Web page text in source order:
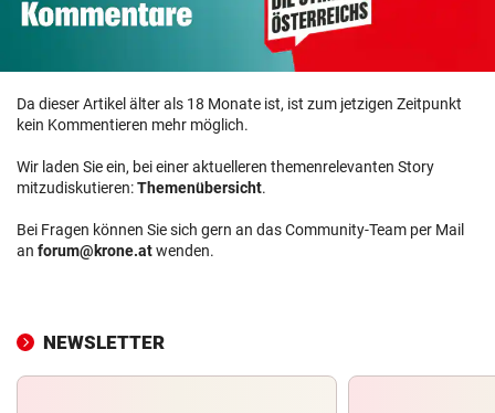
Da dieser Artikel älter als 18 Monate ist, ist zum jetzigen Zeitpunkt
kein Kommentieren mehr möglich.
Wir laden Sie ein, bei einer aktuelleren themenrelevanten Story
mitzudiskutieren:Themenübersicht.
Bei Fragen können Sie sich gern an das Community-Team per Mail
an forum@krone.atwenden.
NEWSLETTER